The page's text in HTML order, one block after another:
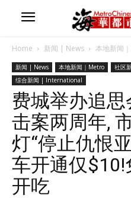
Home 新闻 | News 本地新闻
新闻 | News 本地新闻｜Metro 社区
综合新闻 | International
费城举办追
击案两周年,
灯“停止仇恨
车开通仅
开吃